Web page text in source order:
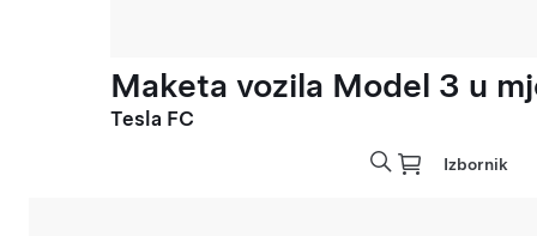
Maketa vozila Model 3 u
Tesla FC
Izbornik